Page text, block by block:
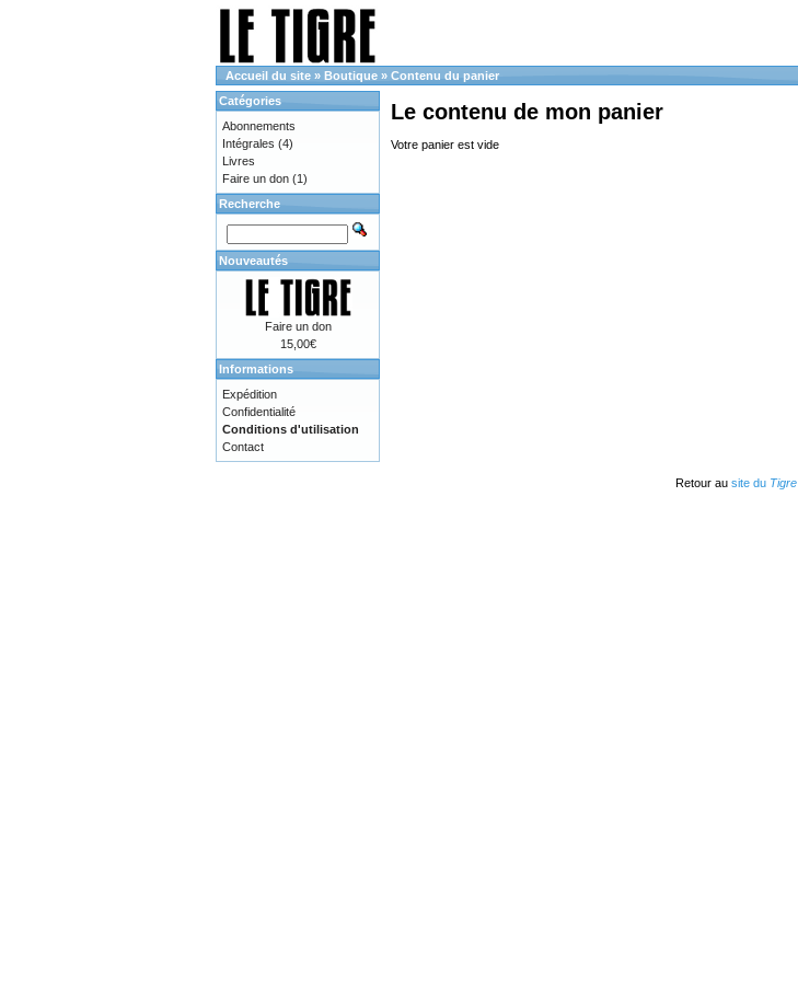
Accueil du site » Boutique » Contenu du panier
Le contenu de mon panier
Votre panier est vide
Catégories
Abonnements
Intégrales (4)
Livres
Faire un don (1)
Recherche
Nouveautés
Faire un don
15,00€
Informations
Expédition
Confidentialité
Conditions d'utilisation
Contact
Retour au site du Tigre